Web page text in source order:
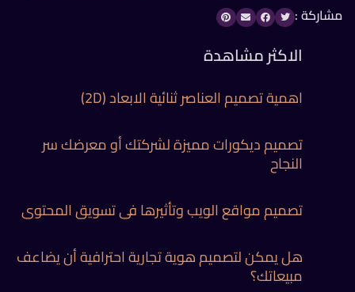
مشاركة :
الاكثر مشاهدة
اهمية تصميم العناصر ثنائية الابعاد (2D)
تصميم ديكورات مميزة لشركتك أو معرضك سر
النجاح
تصميم مواقع الويب وتأثيرها في تسويق المحتوي
هل يمكن لتصميم هوية تجارية احترافية أن يضاعف
مبيعاتك؟